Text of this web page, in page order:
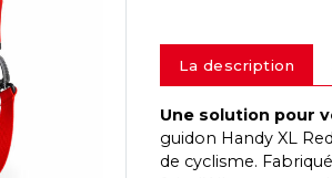
La description
Une solution pour
guidon Handy XL
de cyclisme.